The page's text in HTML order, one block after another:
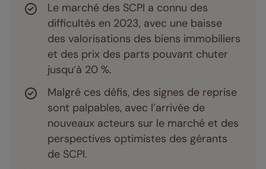
Le marché des SCPI a connu des
difficultés en 2023, avec une baisse
des valorisations des biens immobiliers
et des prix des parts pouvant chuter
jusqu’à 20 %.
Malgré ces défis, des signes de reprise
sont palpables, avec l’arrivée de
nouveaux acteurs sur le marché et des
perspectives optimistes des gérants
de SCPI.